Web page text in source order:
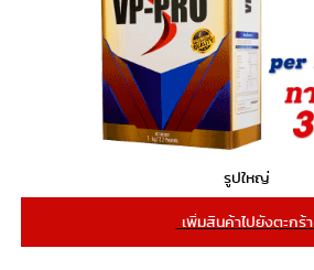
รูปใหญ่
เพิ่มสินค้าไปยังตะกร้า